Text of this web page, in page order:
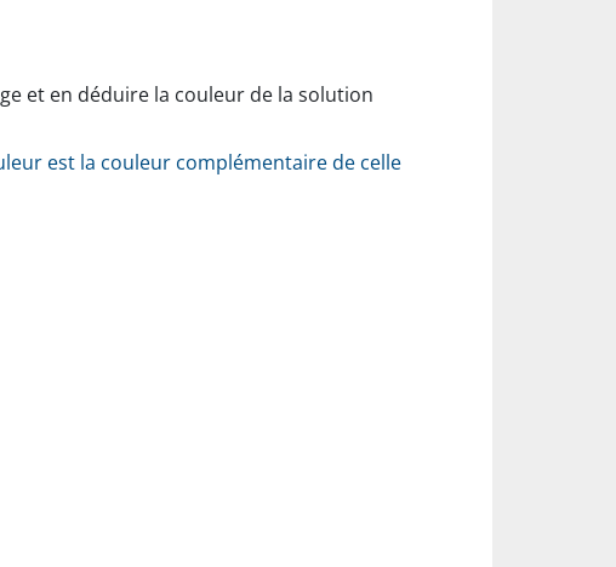
et en déduire la couleur de la solution
est la couleur complémentaire de celle